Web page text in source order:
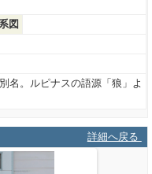
図
名。ルピナスの語源「狼」よ
詳細へ戻る